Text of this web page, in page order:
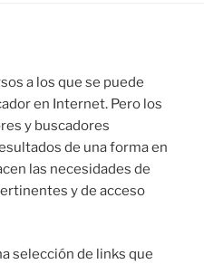
a los que se puede
en Internet. Pero los
y buscadores
de una forma en
las necesidades de
y de acceso
selección de links que